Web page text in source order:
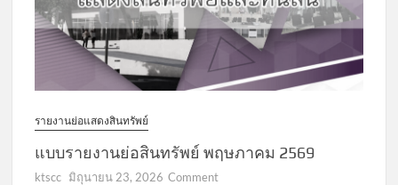
รายงานย่อแสดงสินทรัพย์
แบบรายงานย่อสินทรัพย์ พฤษภาคม 2569
ktscc มิถุนายน 23, 2026 Commenton